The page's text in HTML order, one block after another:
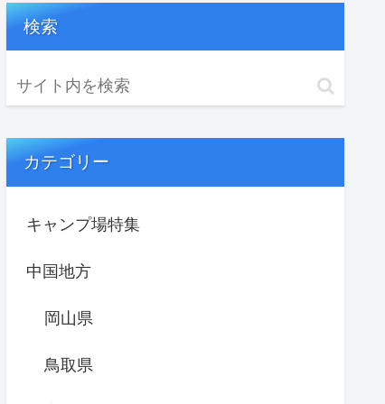
検索
カテゴリー
キャンプ場特集
中国地方
岡山県
鳥取県